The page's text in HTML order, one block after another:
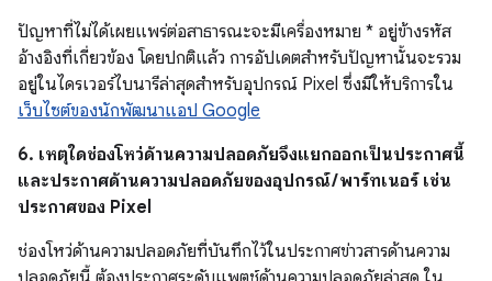
ปัญหาที่ไม่ได้เผยแพร่ต่อสาธารณะจะมีเครื่องหมาย * อยู่ข้างรหัส
อ้างอิงที่เกี่ยวข้อง โดยปกติแล้ว การอัปเดตสำหรับปัญหานั้นจะรวม
อยู่ในไดรเวอร์ไบนารีล่าสุดสำหรับอุปกรณ์ Pixel ซึ่งมีให้บริการใน
เว็บไซต์ของนักพัฒนาแอป Google
6. เหตุใดช่องโหว่ด้านความปลอดภัยจึงแยกออกเป็นประกาศนี้
และประกาศด้านความปลอดภัยของอุปกรณ์ / พาร์ทเนอร์ เช่น
ประกาศของ Pixel
ช่องโหว่ด้านความปลอดภัยที่บันทึกไว้ในประกาศข่าวสารด้านความ